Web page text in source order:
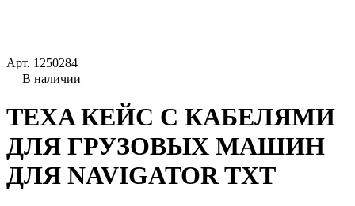
Арт. 1250284
В наличии
TEXA КЕЙС С КАБЕЛЯМИ
ДЛЯ ГРУЗОВЫХ МАШИН
ДЛЯ NAVIGATOR TXT